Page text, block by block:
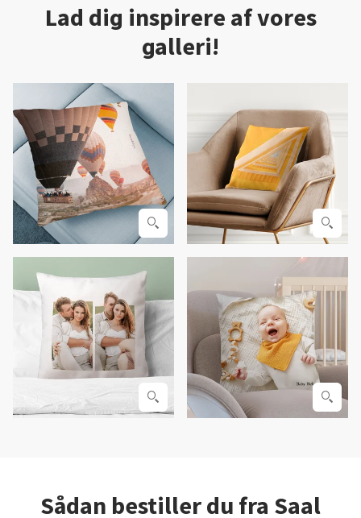
Lad dig inspirere af vores
galleri!
Sådan bestiller du fra Saal